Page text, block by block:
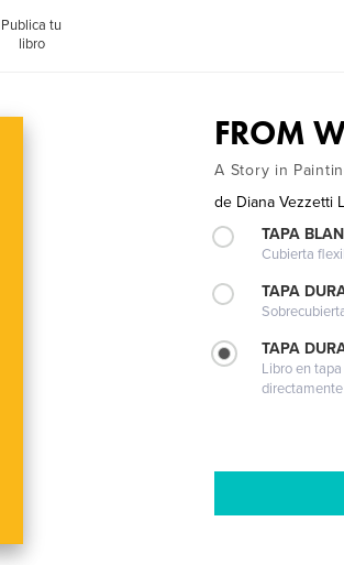
Publica tu
libro
FROM
A Story in
de Diana Vezzetti
TAPA
Cubierta
TAPA
TAPA
Libro en